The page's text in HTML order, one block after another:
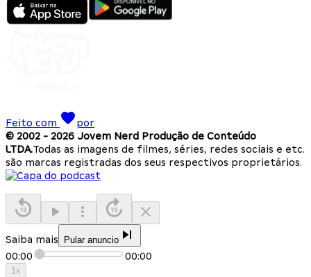
Feito com
por
© 2002 - 2026 Jovem Nerd Produção de Conteúdo
LTDA.Todas as imagens de filmes, séries, redes sociais e etc.
são marcas registradas dos seus respectivos proprietários.
Saiba mais Pular anuncio
00:00 00:00
1x